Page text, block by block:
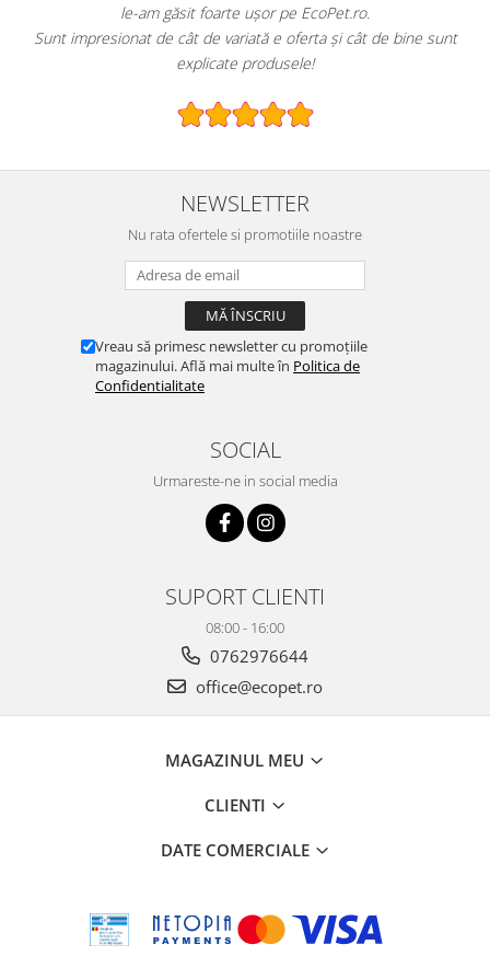
bine sunt
hrană sau produse pentru păsările exotice din
E greu să găsești un magazin online cu o gamă atât de
specializată.
NEWSLETTER
Nu rata ofertele si promotiile noastre
Vreau să primesc newsletter cu promoțiile
magazinului. Află mai multe în Politica de
Confidentialitate
SOCIAL
Urmareste-ne in social media
SUPORT CLIENTI
08:00 - 16:00
0762976644
office@ecopet.ro
MAGAZINUL MEU
CLIENTI
DATE COMERCIALE